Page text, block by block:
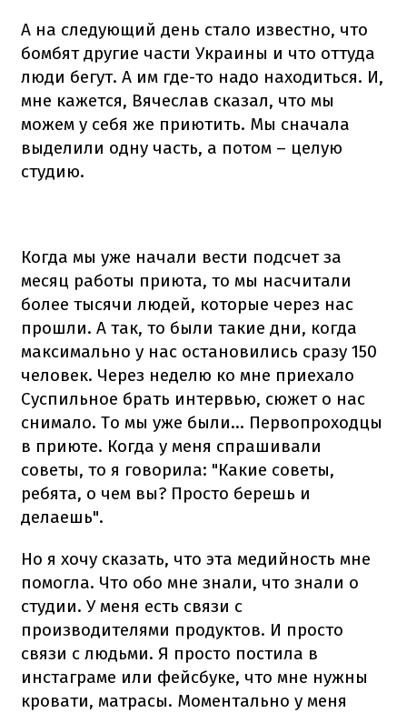
А на следующий день стало известно, что
бомбят другие части Украины и что оттуда
люди бегут. А им где-то надо находиться. И,
мне кажется, Вячеслав сказал, что мы
можем у себя же приютить. Мы сначала
выделили одну часть, а потом – целую
студию.
Когда мы уже начали вести подсчет за
месяц работы приюта, то мы насчитали
более тысячи людей, которые через нас
прошли. А так, то были такие дни, когда
максимально у нас остановились сразу 150
человек. Через неделю ко мне приехало
Суспильное брать интервью, сюжет о нас
снимало. То мы уже были... Первопроходцы
в приюте. Когда у меня спрашивали
советы, то я говорила: "Какие советы,
ребята, о чем вы? Просто берешь и
делаешь".
Но я хочу сказать, что эта медийность мне
помогла. Что обо мне знали, что знали о
студии. У меня есть связи с
производителями продуктов. И просто
связи с людьми. Я просто постила в
инстаграме или фейсбуке, что мне нужны
кровати, матрасы. Моментально у меня